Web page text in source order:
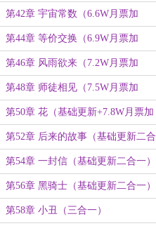
第42章 宇宙常数（6.6W月票加
更！）
第44章 等价交换（6.9W月票加
更！）
第46章 风雨欲来（7.2W月票加
更！）
第48章 师徒相见（7.5W月票加
更！）
第50章 花（基础更新+7.8W月票加
更，三合一）
第52章 后来的故事（基础更新二合
一）
第54章 一封信（基础更新二合一）
第56章 黑骑士（基础更新二合一）
第58章 小丑（三合一）